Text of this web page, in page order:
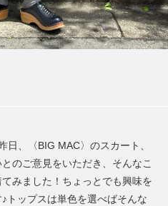
、〈BIG MAC〉のスカート、
のご意見をいただき、そんなこ
みました！ちょっとでも興味を
トップスは単色を選べばそんな